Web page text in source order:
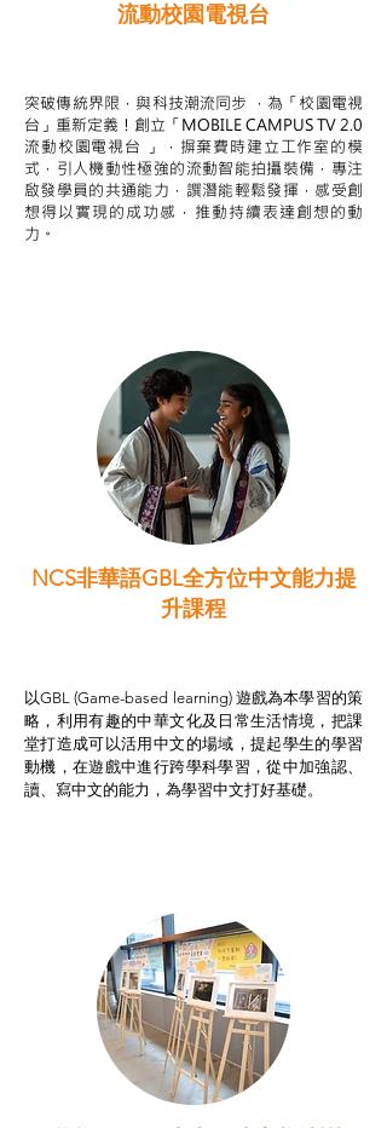
流動校園電視台
突破傳統界限，與科技潮流同步 ，為「校園電視
台」重新定義！創立「MOBILE CAMPUS TV 2.0
流動校園電視台 」，摒棄費時建立工作室的模
式，引人機動性極強的流動智能拍攝裝備，專注
啟發學員的共通能力，譔潛能輕鬆發揮，感受創
想得以實現的成功感，推動持續表達創想的動
力。
NCS非華語GBL全方位中文能力提
升課程
以GBL (Game-based learning) 遊戲為本學習的策
略，利用有趣的中華文化及日常生活情境，把課
堂打造成可以活用中文的場域，提起學生的學習
動機，在遊戲中進行跨學科學習，從中加強認、
讀、寫中文的能力，為學習中文打好基礎。